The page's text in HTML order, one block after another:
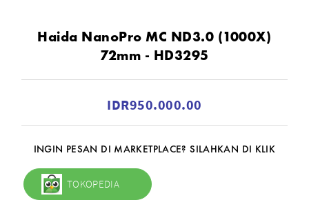
Haida NanoPro MC ND3.0 (1000X)
72mm - HD3295
IDR950.000.00
INGIN PESAN DI MARKETPLACE? SILAHKAN DI KLIK
TOKOPEDIA